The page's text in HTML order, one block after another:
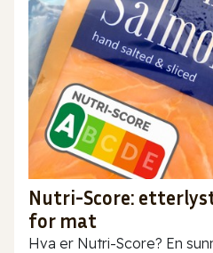
Nutri-Score:
for mat
Hva er Nutri-Score? En